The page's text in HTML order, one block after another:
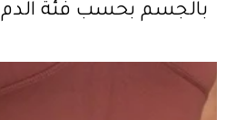
بالجسم بحسب فئة الدم